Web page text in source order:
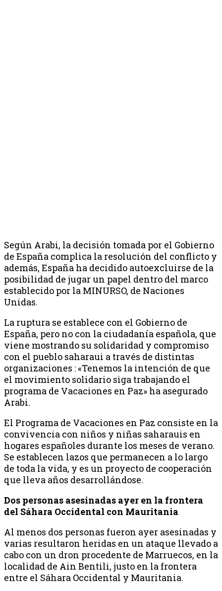
Según Arabi, la decisión tomada por el Gobierno
de España complica la resolución del conflicto y
además, España ha decidido autoexcluirse de la
posibilidad de jugar un papel dentro del marco
establecido por la MINURSO, de Naciones
Unidas.
La ruptura se establece con el Gobierno de
España, pero no con la ciudadanía española, que
viene mostrando su solidaridad y compromiso
con el pueblo saharaui a través de distintas
organizaciones : «Tenemos la intención de que
el movimiento solidario siga trabajando el
programa de Vacaciones en Paz» ha asegurado
Arabi.
El Programa de Vacaciones en Paz consiste en la
convivencia con niños y niñas saharauis en
hogares españoles durante los meses de verano.
Se establecen lazos que permanecen a lo largo
de toda la vida, y es un proyecto de cooperación
que lleva años desarrollándose.
Dos personas asesinadas ayer en la frontera
del Sáhara Occidental con Mauritania
Al menos dos personas fueron ayer asesinadas y
varias resultaron heridas en un ataque llevado a
cabo con un dron procedente de Marruecos, en la
localidad de Ain Bentili, justo en la frontera
entre el Sáhara Occidental y Mauritania.